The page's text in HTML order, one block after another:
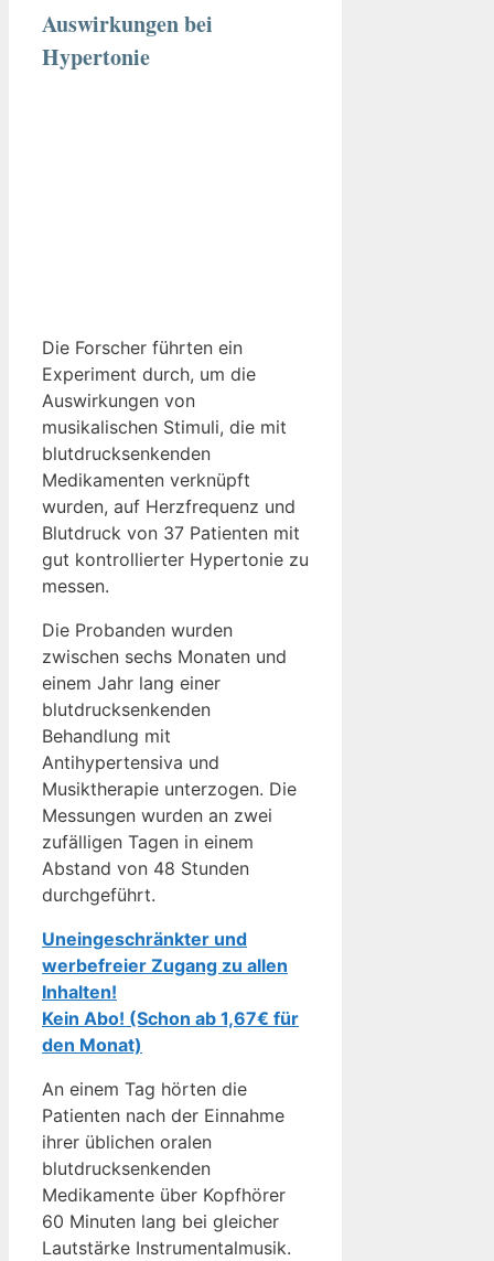
Auswirkungen bei
Hypertonie
Die Forscher führten ein
Experiment durch, um die
Auswirkungen von
musikalischen Stimuli, die mit
blutdrucksenkenden
Medikamenten verknüpft
wurden, auf Herzfrequenz und
Blutdruck von 37 Patienten mit
gut kontrollierter Hypertonie zu
messen.
Die Probanden wurden
zwischen sechs Monaten und
einem Jahr lang einer
blutdrucksenkenden
Behandlung mit
Antihypertensiva und
Musiktherapie unterzogen. Die
Messungen wurden an zwei
zufälligen Tagen in einem
Abstand von 48 Stunden
durchgeführt.
Uneingeschränkter und
werbefreier Zugang zu allen
Inhalten!
Kein Abo! (Schon ab 1,67€ für
den Monat)
An einem Tag hörten die
Patienten nach der Einnahme
ihrer üblichen oralen
blutdrucksenkenden
Medikamente über Kopfhörer
60 Minuten lang bei gleicher
Lautstärke Instrumentalmusik.